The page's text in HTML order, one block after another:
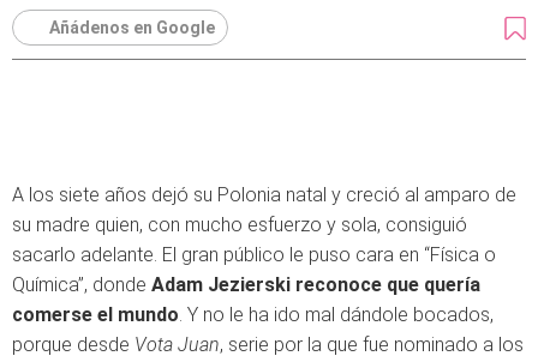
Añádenos en Google
A los siete años dejó su Polonia natal y creció al amparo de
su madre quien, con mucho esfuerzo y sola, consiguió
sacarlo adelante. El gran público le puso cara en “Física o
Química”, donde Adam Jezierski reconoce que quería
comerse el mundo. Y no le ha ido mal dándole bocados,
porque desde Vota Juan, serie por la que fue nominado a los